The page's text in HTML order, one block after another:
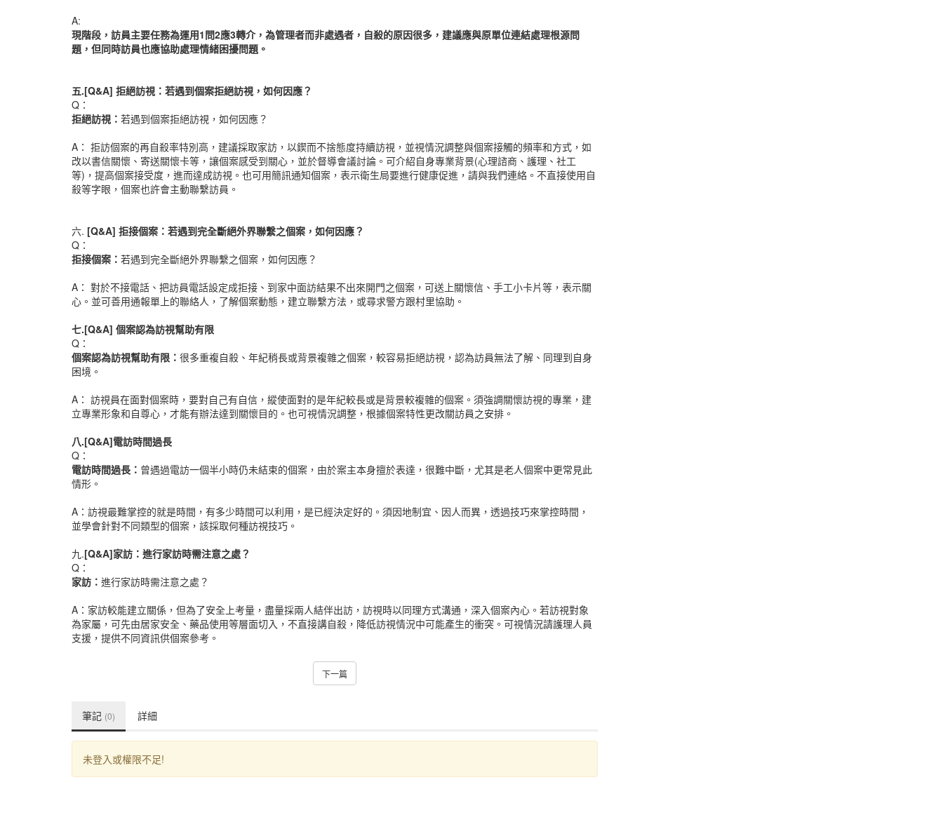
A:
現階段，訪員主要任務為運用1問2應3轉介，為管理者而非處遇者，自殺的原因很多，建議應與原單位連結處理根源問
題，但同時訪員也應協助處理情緒困擾問題。
五.[Q&A] 拒絕訪視：若遇到個案拒絕訪視，如何因應？
Q：
拒絕訪視： 若遇到個案拒絕訪視，如何因應？
A： 拒訪個案的再自殺率特別高，建議採取家訪，以鍥而不捨態度持續訪視，並視情況調整與個案接觸的頻率和方式，如
改以書信關懷、寄送關懷卡等，讓個案感受到關心，並於督導會議討論。可介紹自身專業背景(心理諮商、護理、社工
等)，提高個案接受度，進而達成訪視。也可用簡訊通知個案，表示衛生局要進行健康促進，請與我們連絡。不直接使用自
殺等字眼，個案也許會主動聯繫訪員。
六. [Q&A] 拒接個案：若遇到完全斷絕外界聯繫之個案，如何因應？
Q：
拒接個案： 若遇到完全斷絕外界聯繫之個案，如何因應？
A： 對於不接電話、把訪員電話設定成拒接、到家中面訪結果不出來開門之個案，可送上關懷信、手工小卡片等，表示關
心。並可善用通報單上的聯絡人，了解個案動態，建立聯繫方法，或尋求警方跟村里協助。
七.[Q&A] 個案認為訪視幫助有限
Q：
個案認為訪視幫助有限： 很多重複自殺、年紀稍長或背景複雜之個案，較容易拒絕訪視，認為訪員無法了解、同理到自身
困境。
A： 訪視員在面對個案時，要對自己有自信，縱使面對的是年紀較長或是背景較複雜的個案。須強調關懷訪視的專業，建
立專業形象和自尊心，才能有辦法達到關懷目的。也可視情況調整，根據個案特性更改關訪員之安排。
八.[Q&A]電訪時間過長
Q：
電訪時間過長： 曾遇過電訪一個半小時仍未結束的個案，由於案主本身擅於表達，很難中斷，尤其是老人個案中更常見此
情形。
A：訪視最難掌控的就是時間，有多少時間可以利用，是已經決定好的。須因地制宜、因人而異，透過技巧來掌控時間，
並學會針對不同類型的個案，該採取何種訪視技巧。
九.[Q&A]家訪：進行家訪時需注意之處？
Q：
家訪： 進行家訪時需注意之處？
A：家訪較能建立關係，但為了安全上考量，盡量採兩人結伴出訪，訪視時以同理方式溝通，深入個案內心。若訪視對象
為家屬，可先由居家安全、藥品使用等層面切入，不直接講自殺，降低訪視情況中可能產生的衝突。可視情況請護理人員
支援，提供不同資訊供個案參考。
下一篇
筆記 (0) 詳細
未登入或權限不足!